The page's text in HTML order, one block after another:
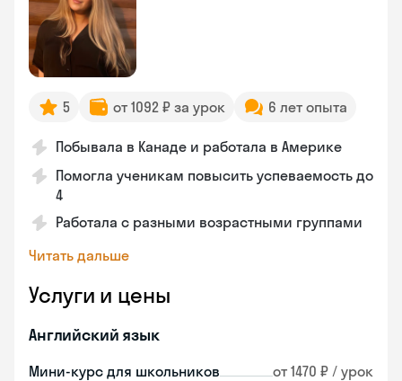
5 от 1092 ₽ за урок 6 лет опыта
Побывала в Канаде и работала в Америке
Помогла ученикам повысить успеваемость до
4
Работала с разными возрастными группами
Читать дальше
Услуги и цены
Английский язык
Мини-курс для школьников от 1470 ₽ / урок